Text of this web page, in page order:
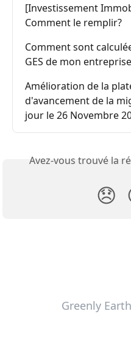
[Investissement
Comment le remplir?
Comment sont
GES de mon
Amélioration de la
d'avancement de la
jour le 26 Novembre
Avez-vous trouvé la
😞
Greenly